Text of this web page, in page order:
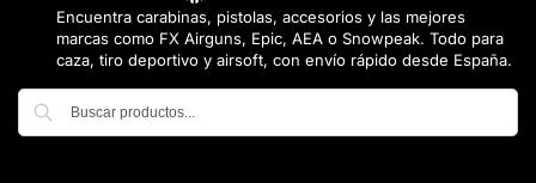
Encuentra carabinas, pistolas, accesorios y las mejores
marcas como FX Airguns, Epic, AEA o Snowpeak. Todo para
caza, tiro deportivo y airsoft, con envío rápido desde España.